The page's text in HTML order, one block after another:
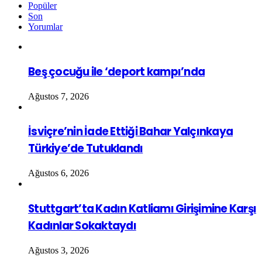
Popüler
Son
Yorumlar
Beş çocuğu ile ‘deport kampı’nda
Ağustos 7, 2026
İsviçre’nin İade Ettiği Bahar Yalçınkaya
Türkiye’de Tutuklandı
Ağustos 6, 2026
Stuttgart’ta Kadın Katliamı Girişimine Karşı
Kadınlar Sokaktaydı
Ağustos 3, 2026